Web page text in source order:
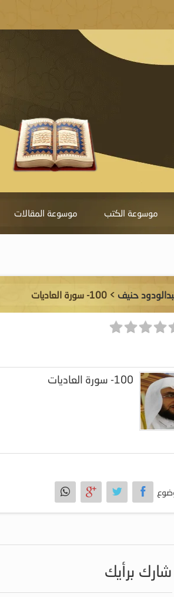
المغفرة لأنها أغلى
موسوعة الكتب موسوعة المقالات
حنيف > 100- سورة العاديات
100- سورة العاديات
شارك برأيك